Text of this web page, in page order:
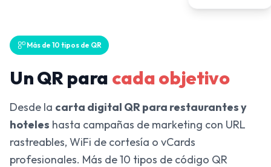
Más de 10 tipos de QR
Un QR para cada objetivo
Desde la carta digital QR para restaurantes y
hoteles hasta campañas de marketing con URL
rastreables, WiFi de cortesía o vCards
profesionales. Más de 10 tipos de código QR